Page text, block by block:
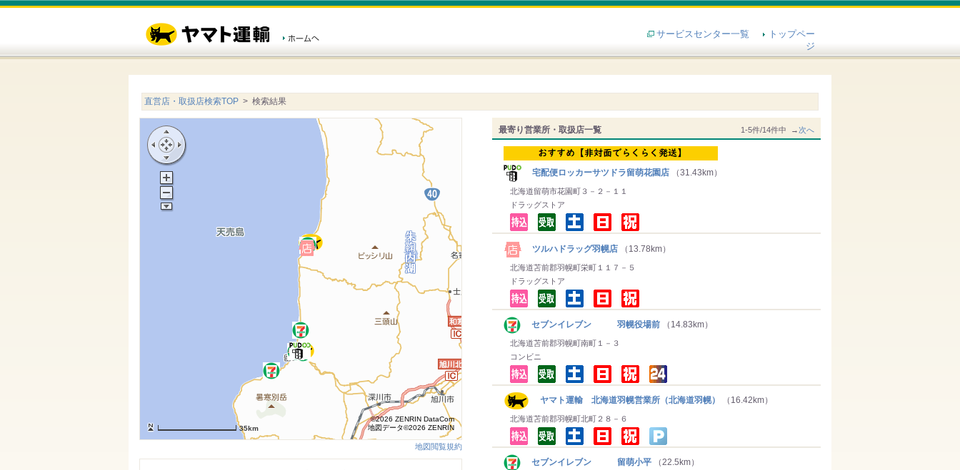
サービスセンター一覧
トップペー
ジ
直営店・取扱店検索TOP > 検索結果
最寄り営業所・取扱店一覧 1-5件/14件中 →次へ
宅配便ロッカーサツドラ留萌花園店 （31.43km）
北海道留萌市花園町３－２－１１
ドラッグストア
ツルハドラッグ羽幌店 （13.78km）
北海道苫前郡羽幌町栄町１１７－５
ドラッグストア
セブンイレブン 羽幌役場前 （14.83km）
北海道苫前郡羽幌町南町１－３
コンビニ
ヤマト運輸 北海道羽幌営業所（北海道羽幌） （16.42km）
北海道苫前郡羽幌町北町２８－６
セブンイレブン 留萌小平 （22.5km）
35km
©2026 ZENRIN DataCom
地図データ©2026 ZENRIN
地図閲覧規約